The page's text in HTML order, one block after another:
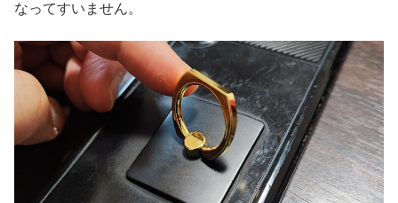
なってすいません。